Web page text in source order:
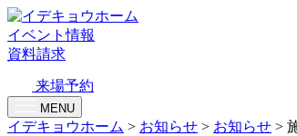
イベント情報
資料請求
来場予約
MENU
イデキョウホーム > お知らせ > お知らせ >